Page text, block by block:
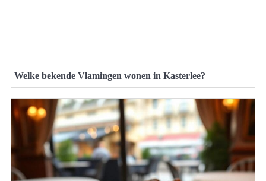
Welke bekende Vlamingen wonen in Kasterlee?